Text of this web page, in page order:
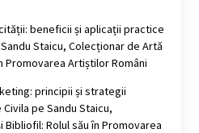
beneficii și aplicații practice
Sandu Staicu, Colecționar de Artă
Promovarea Artiștilor Români
principii și strategii
pe Sandu Staicu,
Rolul său în Promovarea